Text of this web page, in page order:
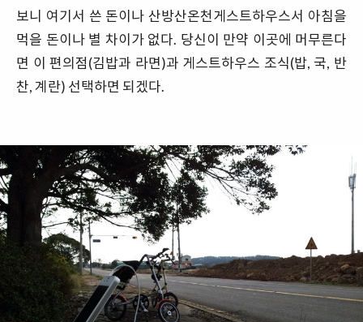
보니 여기서 쓴 돈이나 산방산온천게스트하우스서 아침을
먹을 돈이나 별 차이가 없다. 당신이 만약 이곳에 머무른다
면 이 편의점(김밥과 라면)과 게스트하우스 조식(밥, 국, 반
찬, 계란) 선택하면 되겠다.